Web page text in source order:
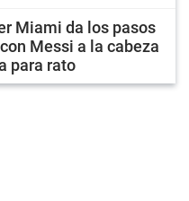
Miami da los pasos
Messi a la cabeza
para rato